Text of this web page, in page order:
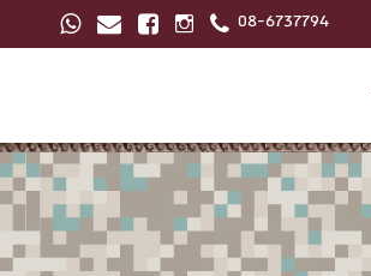
08-6737794